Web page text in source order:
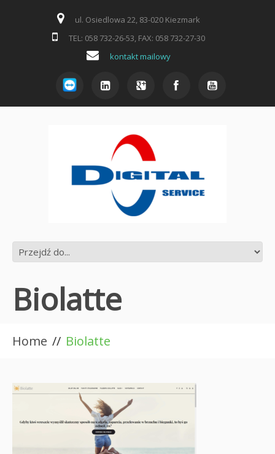
ul. Osiedlowa 22, 83-020 Kiezmark
TEL: 058 732-26-53, FAX: 058 732-27-30
kontakt mailowy
Biolatte
Home Biolatte